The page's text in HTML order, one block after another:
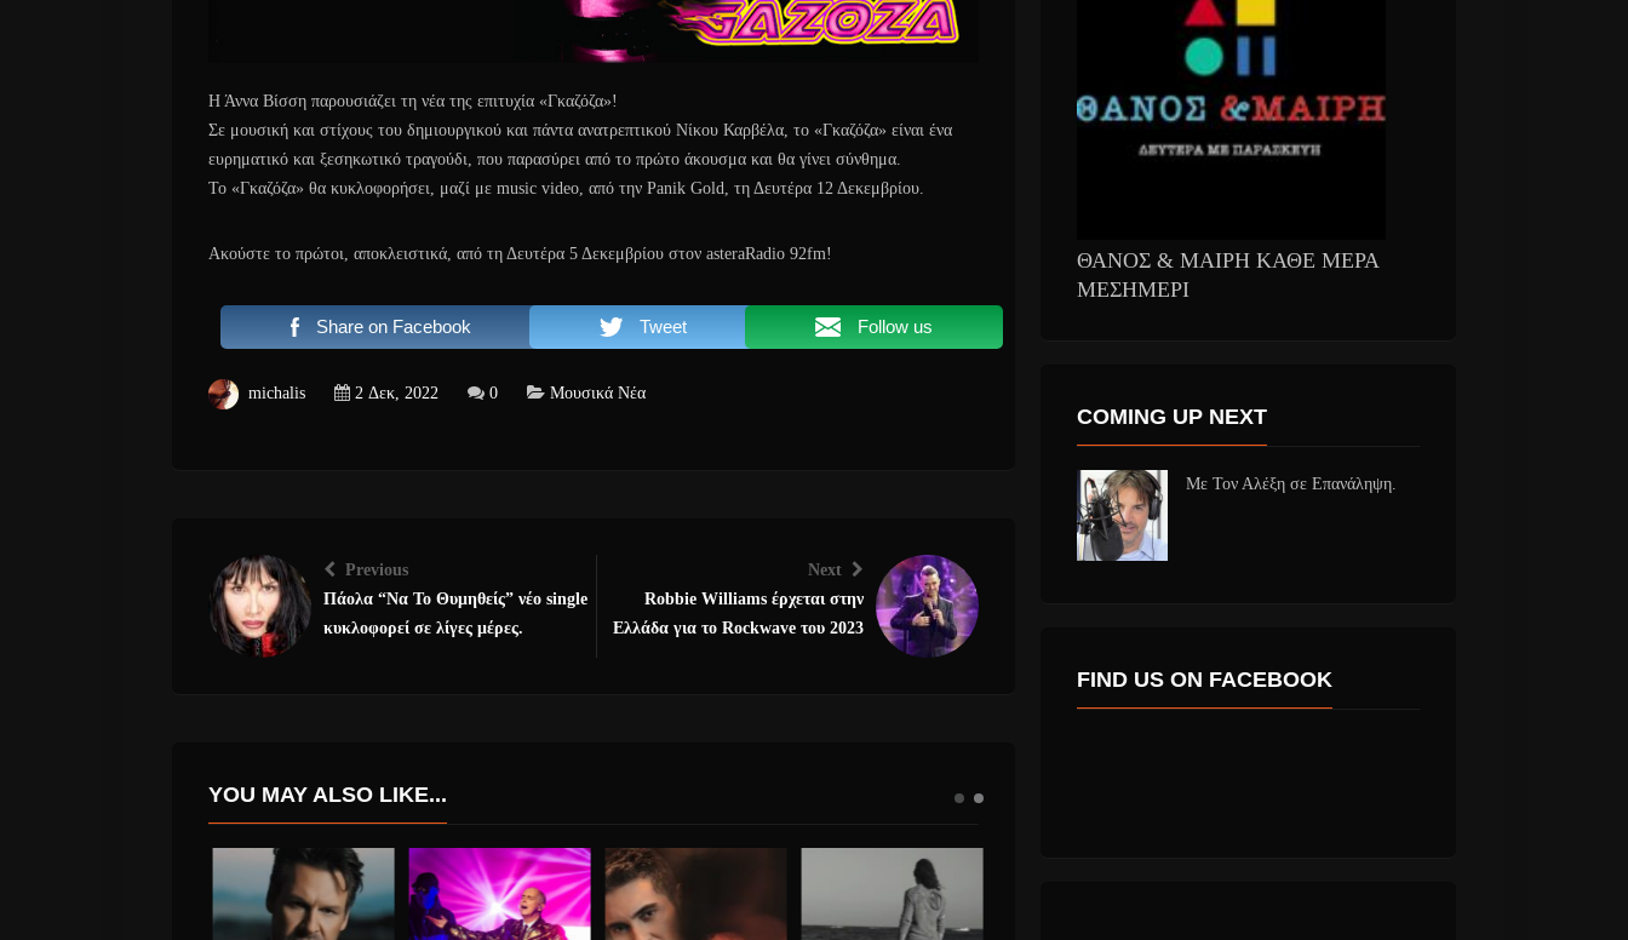
Η Άννα Βίσση παρουσιάζει τη νέα της επιτυχία «Γκαζόζα»!
Σε μουσική και στίχους του δημιουργικού και πάντα ανατρεπτικού Νίκου Καρβέλα, το «Γκαζόζα» είναι ένα
ευρηματικό και ξεσηκωτικό τραγούδι, που παρασύρει από το πρώτο άκουσμα και θα γίνει σύνθημα.
Το «Γκαζόζα» θα κυκλοφορήσει, μαζί με music video, από την Panik Gold, τη Δευτέρα 12 Δεκεμβρίου.
Ακούστε το πρώτοι, αποκλειστικά, από τη Δευτέρα 5 Δεκεμβρίου στον asteraRadio 92fm!
Share on Facebook Tweet Follow us
michalis 2 Δεκ, 2022 0 Μουσικά Νέα
Previous
Πάολα “Να Το Θυμηθείς” νέο single
κυκλοφορεί σε λίγες μέρες.
Next
Robbie Williams έρχεται στην
Ελλάδα για το Rockwave του 2023
YOU MAY ALSO LIKE...
ΘΑΝΟΣ & ΜΑΙΡΗ ΚΑΘΕ ΜΕΡΑ
ΜΕΣΗΜΕΡΙ
COMING UP NEXT
Με Τον Αλέξη σε Επανάληψη.
FIND US ON FACEBOOK